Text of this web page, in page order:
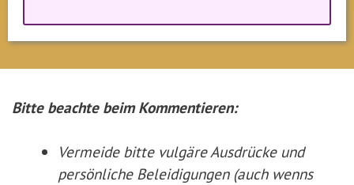
Bitte beachte beim Kommentieren:
Vermeide bitte vulgäre Ausdrücke und
persönliche Beleidigungen (auch wenns